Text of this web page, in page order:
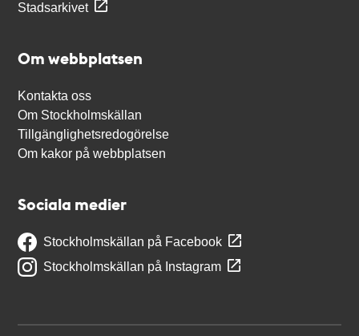
Stadsarkivet
Om webbplatsen
Kontakta oss
Om Stockholmskällan
Tillgänglighetsredogörelse
Om kakor på webbplatsen
Sociala medier
Stockholmskällan på Facebook
Stockholmskällan på Instagram